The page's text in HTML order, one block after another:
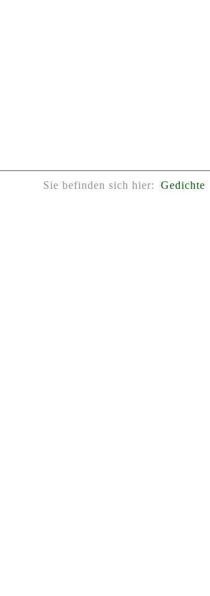
Sie befinden sich hier: Gedichte